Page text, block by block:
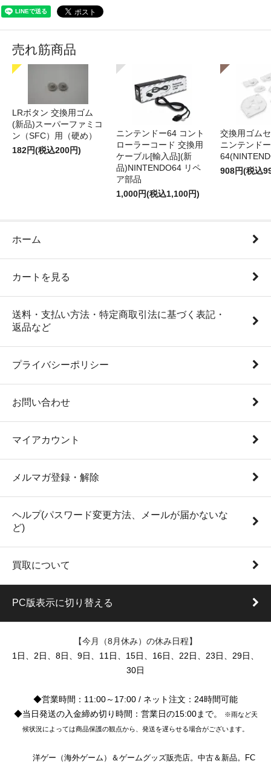
売れ筋商品
LRボタン 交換用ゴム
(新品)スーパーファミコ
ン（SFC）用（硬め）
182円(税込200円)
ニンテンドー64 コント
ローラーコード 交換用
ケーブル[輸入品](新
品)NINTENDO64 リペ
ア部品
1,000円(税込1,100円)
交換用ゴム
ニンテンドー
908円(税込
ホーム
カートを見る
送料・支払い方法・特定商取引法に基づく表記・
返品など
プライバシーポリシー
お問い合わせ
マイアカウント
メルマガ登録・解除
ヘルプ(パスワード変更方法、メールが届かないな
ど)
買取について
PC版表示に切り替える
【今月（8月休み）の休み日程】
1日、2日、8日、9日、11日、15日、16日、22日、23日、29日、
30日
◆営業時間：11:00～17:00 / ネット注文：24時間可能
◆当日発送の入金締め切り時間：営業日の15:00まで。
※雨など天
候状況によっては商品保護の観点から、発送を遅らせる場合がございます。
洋ゲー（海外ゲーム）＆ゲームグッズ販売店。中古＆新品。FC